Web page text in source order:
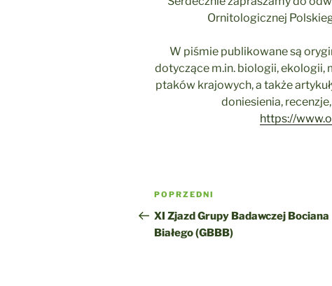
Ornitologicznej
W piśmie publikowane są
dotyczące m.in. biologii, ekologii,
ptaków krajowych, a także
doniesienia,
https://
Nawigacja
wpisu
Poprzedni
wpis
POPRZEDNI
XI Zjazd Grupy Badawczej Bociana
Białego (GBBB)